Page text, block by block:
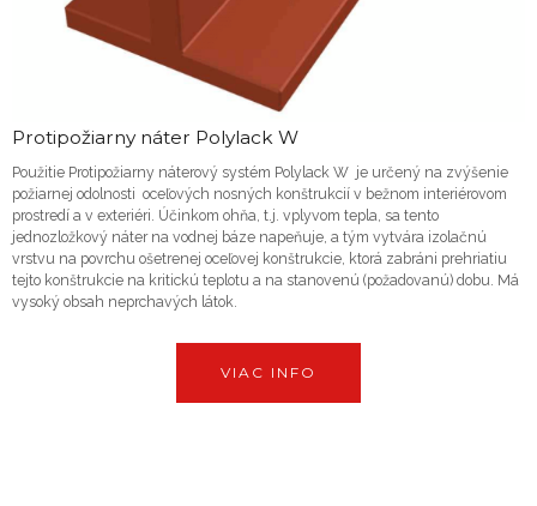
Protipožiarny náter Polylack W
Použitie Protipožiarny náterový systém Polylack W je určený na zvýšenie
požiarnej odolnosti oceľových nosných konštrukcií v bežnom interiérovom
prostredí a v exteriéri. Účinkom ohňa, t.j. vplyvom tepla, sa tento
jednozložkový náter na vodnej báze napeňuje, a tým vytvára izolačnú
vrstvu na povrchu ošetrenej oceľovej konštrukcie, ktorá zabráni prehriatiu
tejto konštrukcie na kritickú teplotu a na stanovenú (požadovanú) dobu. Má
vysoký obsah neprchavých látok.
VIAC INFO